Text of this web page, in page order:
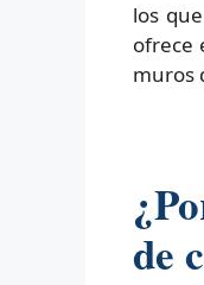
los
ofrece
muros
de